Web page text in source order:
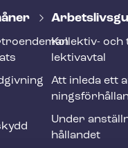
Kollektiv-
lek­tivav­tal
Att inleda ett
Under
hål­lan­det